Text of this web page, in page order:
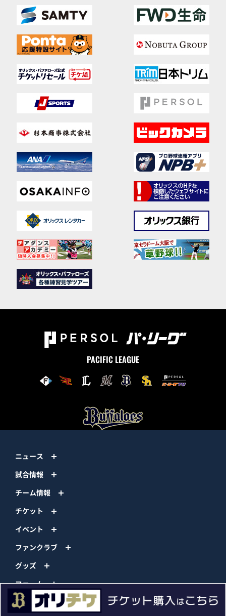
PACIFIC LEAGUE
ニュース
試合情報
チーム情報
チケット
イベント
ファンクラブ
グッズ
ファーム
エンタメ